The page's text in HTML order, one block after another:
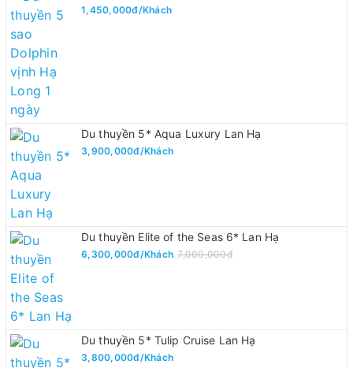
1,450,000đ/Khách
Du thuyền 5* Aqua Luxury Lan Hạ
3,900,000đ/Khách
Du thuyền Elite of the Seas 6* Lan Hạ
6,300,000đ/Khách 7,000,000đ
Du thuyền 5* Tulip Cruise Lan Hạ
3,800,000đ/Khách